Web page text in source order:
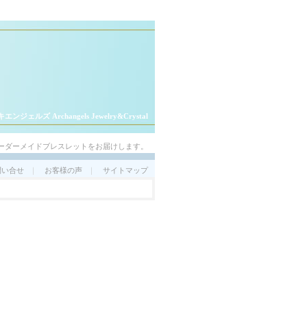
エンジェルズ Archangels Jewelry&Crystal
ーメイドブレスレットをお届けします。
い合せ ｜ お客様の声 ｜ サイトマップ